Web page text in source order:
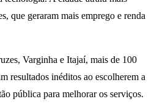
que geraram mais emprego e renda
Varginha e Itajaí, mais de 100
resultados inéditos ao escolherem a
pública para melhorar os serviços.